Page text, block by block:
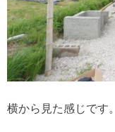
横から見た感じです。